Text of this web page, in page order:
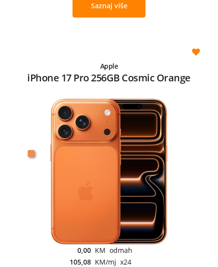
Saznaj više
Apple
iPhone 17 Pro 256GB Cosmic Orange
0,00 KM odmah
105,08 KM/mj x24